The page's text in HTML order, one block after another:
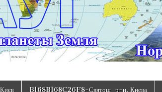
B168B168C26F8-Святош_р-н, Киева